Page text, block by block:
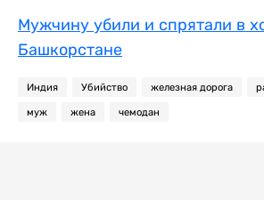
Мужчину убили и спрятали в
Башкорстане
Индия Убийство железная дорога
муж жена чемодан